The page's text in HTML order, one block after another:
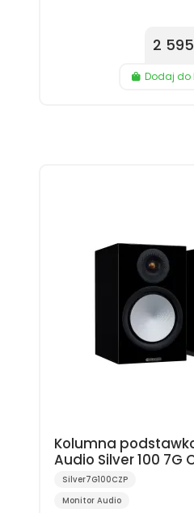
2 595
Dodaj do
Kolumna
Audio Silver 100 7G
Silver7G100CZP
Monitor Audio